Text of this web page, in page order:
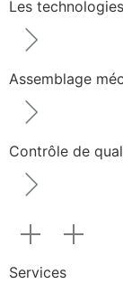
Les technologies
Assemblage
Contrôle de
Services